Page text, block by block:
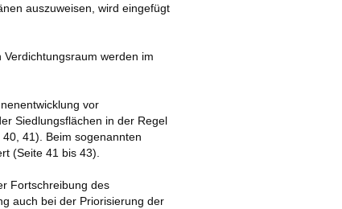
auszuweisen, wird eingefügt
werden im
vor
Siedlungsflächen in der Regel
41). Beim sogenannten
(Seite 41 bis 43).
Fortschreibung des
auch bei der Priorisierung der